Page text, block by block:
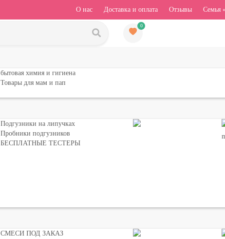
О нас Доставка и оплата Отзывы Семья
0
бытовая химия и гигиена
Товары для мам и пап
Подгузники на липучках
Пробники подгузников
БЕСПЛАТНЫЕ ТЕСТЕРЫ
СМЕСИ ПОД ЗАКАЗ